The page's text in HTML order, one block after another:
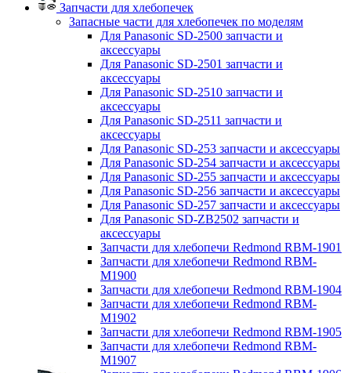
Запчасти для хлебопечек
Запасные части для хлебопечек по моделям
Для Panasonic SD-2500 запчасти и
аксессуары
Для Panasonic SD-2501 запчасти и
аксессуары
Для Panasonic SD-2510 запчасти и
аксессуары
Для Panasonic SD-2511 запчасти и
аксессуары
Для Panasonic SD-253 запчасти и аксессуары
Для Panasonic SD-254 запчасти и аксессуары
Для Panasonic SD-255 запчасти и аксессуары
Для Panasonic SD-256 запчасти и аксессуары
Для Panasonic SD-257 запчасти и аксессуары
Для Panasonic SD-ZB2502 запчасти и
аксессуары
Запчасти для хлебопечи Redmond RBM-1901
Запчасти для хлебопечи Redmond RBM-
M1900
Запчасти для хлебопечи Redmond RBM-1904
Запчасти для хлебопечи Redmond RBM-
M1902
Запчасти для хлебопечи Redmond RBM-1905
Запчасти для хлебопечи Redmond RBM-
M1907